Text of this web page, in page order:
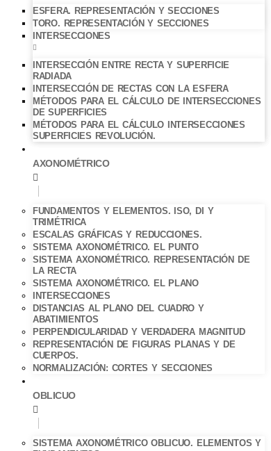
ESFERA. REPRESENTACIÓN Y SECCIONES
TORO. REPRESENTACIÓN Y SECCIONES
INTERSECCIONES
INTERSECCIÓN ENTRE RECTA Y SUPERFICIE
RADIADA
INTERSECCIÓN DE RECTAS CON LA ESFERA
MÉTODOS PARA EL CÁLCULO DE INTERSECCIONES
DE SUPERFICIES
MÉTODOS PARA EL CÁLCULO INTERSECCIONES
SUPERFICIES REVOLUCIÓN.
AXONOMÉTRICO
FUNDAMENTOS Y ELEMENTOS. ISO, DI Y
TRIMÉTRICA
ESCALAS GRÁFICAS Y REDUCCIONES.
SISTEMA AXONOMÉTRICO. EL PUNTO
SISTEMA AXONOMÉTRICO. REPRESENTACIÓN DE
LA RECTA
SISTEMA AXONOMÉTRICO. EL PLANO
INTERSECCIONES
DISTANCIAS AL PLANO DEL CUADRO Y
ABATIMIENTOS
PERPENDICULARIDAD Y VERDADERA MAGNITUD
REPRESENTACIÓN DE FIGURAS PLANAS Y DE
CUERPOS.
NORMALIZACIÓN: CORTES Y SECCIONES
OBLICUO
SISTEMA AXONOMÉTRICO OBLICUO. ELEMENTOS Y